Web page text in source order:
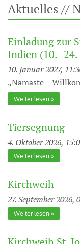
Aktuelles //
Einladung zur
Indien (10.–24.
10. Januar 2027,
„Namaste –
Weiter lesen
Tiersegnung
4. Oktober 2026,
Weiter lesen
Kirchweih
27. September 2026,
Weiter lesen